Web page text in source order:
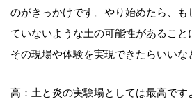
のがきっかけです。やり始めたら、も
ていないような土の可能性があること
その現場や体験を実現できたらいいな
高：土と炎の実験場としては最高です